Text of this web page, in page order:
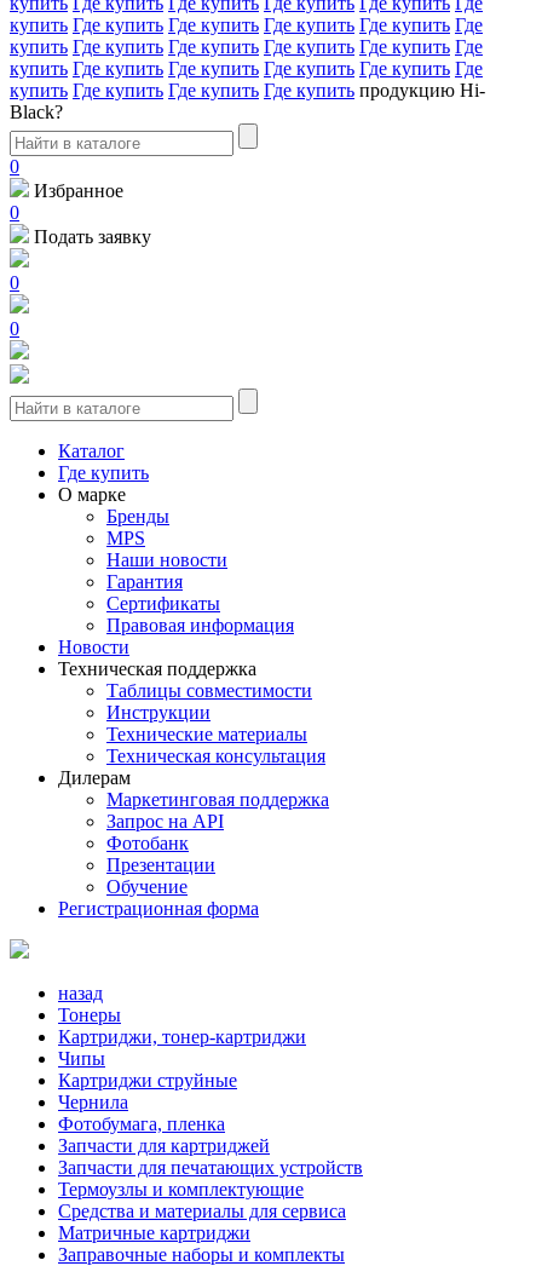
купить Где купить Где купить Где купить Где купить Где
купить Где купить Где купить Где купить Где купить Где
купить Где купить Где купить Где купить Где купить Где
купить Где купить Где купить Где купить продукцию Hi-
Black?
0
Избранное
0
Подать заявку
0
0
Каталог
Где купить
О марке
Бренды
MPS
Наши новости
Гарантия
Сертификаты
Правовая информация
Новости
Техническая поддержка
Таблицы совместимости
Инструкции
Технические материалы
Техническая консультация
Дилерам
Маркетинговая поддержка
Запрос на API
Фотобанк
Презентации
Обучение
Регистрационная форма
назад
Тонеры
Картриджи, тонер-картриджи
Чипы
Картриджи струйные
Чернила
Фотобумага, пленка
Запчасти для картриджей
Запчасти для печатающих устройств
Термоузлы и комплектующие
Средства и материалы для сервиса
Матричные картриджи
Заправочные наборы и комплекты